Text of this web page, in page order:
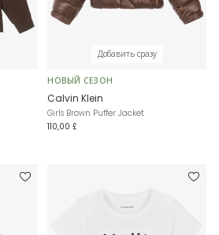
Добавить сразу
НОВЫЙ СЕЗОН
Calvin Klein
Girls Brown Puffer Jacket
110,00 £